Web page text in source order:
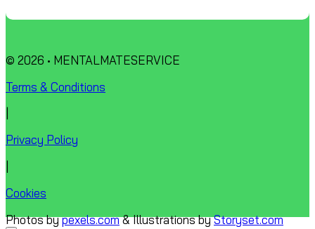
© 2026 • MENTALMATESERVICE
Terms & Conditions
Privacy Policy
Cookies
Photos bypexels.com& Illustrations byStoryset.com